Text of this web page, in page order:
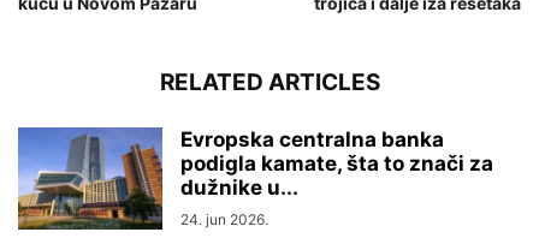
RELATED ARTICLES
Evropska centralna banka
podigla kamate, šta to znači za
dužnike u...
24. jun 2026.